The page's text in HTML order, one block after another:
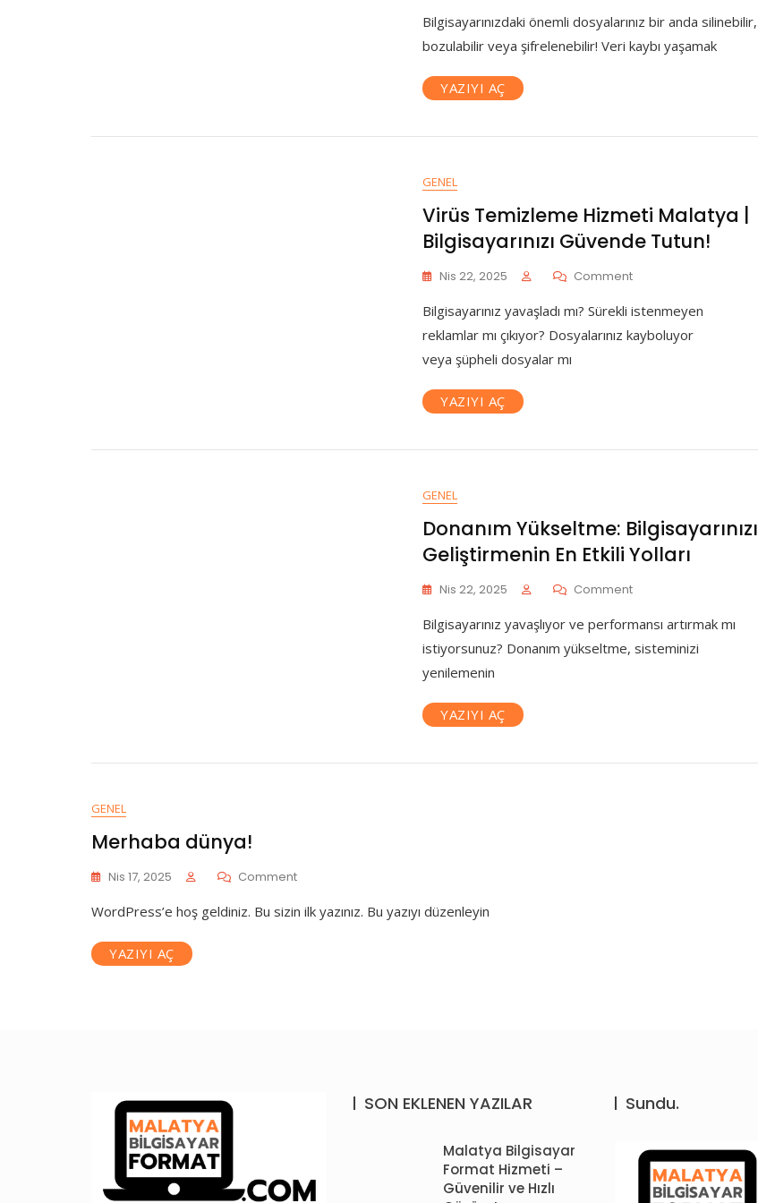
Yedekleme
Ve
Kurtarma
Bilgisayarınızdaki önemli dosyalarınız bir anda silinebilir,
bozulabilir veya şifrelenebilir! Veri kaybı yaşamak
YAZIYI AÇ
GENEL
Virüs Temizleme Hizmeti Malatya |
Bilgisayarınızı Güvende Tutun!
Nis 22, 2025 CommentOn
Temizleme
Hizmeti
Malatya
Bilgisayarınız yavaşladı mı? Sürekli istenmeyen
reklamlar mı çıkıyor? Dosyalarınız kayboluyor
veya şüpheli dosyalar mı
YAZIYI AÇ
GENEL
Donanım Yükseltme: Bilgisayarınızı
Geliştirmenin En Etkili Yolları
Nis 22, 2025 CommentOn
Yükseltme:
Bilgisayarınızı
Bilgisayarınız yavaşlıyor ve performansı artırmak mı
istiyorsunuz? Donanım yükseltme, sisteminizi
yenilemenin
YAZIYI AÇ
GENEL
Merhaba dünya!
Nis 17, 2025 CommentOn
Dünya!
WordPress’e hoş geldiniz. Bu sizin ilk yazınız. Bu yazıyı düzenleyin
YAZIYI AÇ
SON EKLENEN YAZILAR
Malatya Bilgisayar
Format Hizmeti –
Güvenilir ve Hızlı
Sundu.